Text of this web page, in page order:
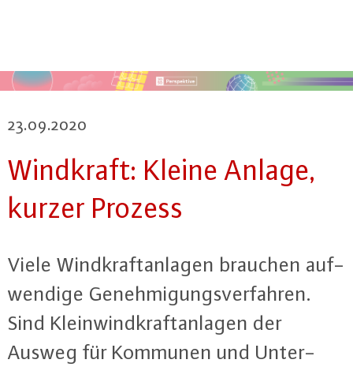
23.09.2020
Windkraft: Kleine Anlage,
kurzer Prozess
Viele Wind­kraft­an­la­gen brauchen auf­
wen­di­ge Ge­neh­mi­gungs­ver­fah­ren.
Sind Klein­wind­kraft­an­la­gen der
Ausweg für Kommunen und Un­ter­